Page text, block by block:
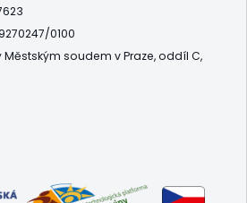
0100
soudem v Praze, oddíl C,